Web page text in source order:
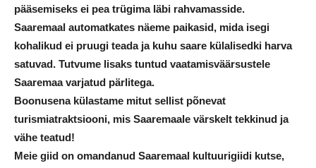
pääsemiseks ei pea trügima läbi rahvamasside.
Saaremaal automatkates näeme paikasid, mida isegi
kohalikud ei pruugi teada ja kuhu saare külalisedki harva
satuvad. Tutvume lisaks tuntud vaatamisväärsustele
Saaremaa varjatud pärlitega.
Boonusena külastame mitut sellist põnevat
turismiatraktsiooni, mis Saaremaale värskelt tekkinud ja
vähe teatud!
Meie giid on omandanud Saaremaal kultuurigiidi kutse,